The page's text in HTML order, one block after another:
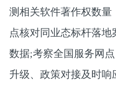
测相关软件著作权数
点核对同业态标杆落
数据;考察全国服务网
升级、政策对接及时响